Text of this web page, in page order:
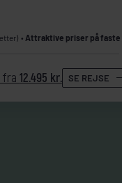
Attraktive priser på faste
fra 12.495 kr. SE REJSE